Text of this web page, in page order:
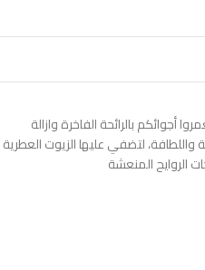
بالرائحة الفاخرة وازالة
واللطافة، لتضفي عليها الزيوت العطرية
الروايح المنعشة